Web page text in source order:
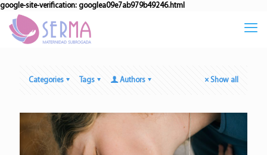
google-site-verification: googlea09e7ab979b49246.html
Categories Tags Authors Show all